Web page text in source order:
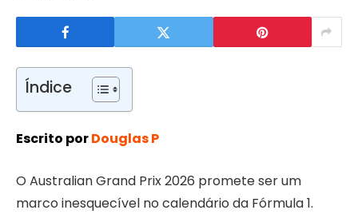
Índice
Escrito porDouglas P
O Australian Grand Prix 2026 promete ser um
marco inesquecível no calendário da Fórmula 1.